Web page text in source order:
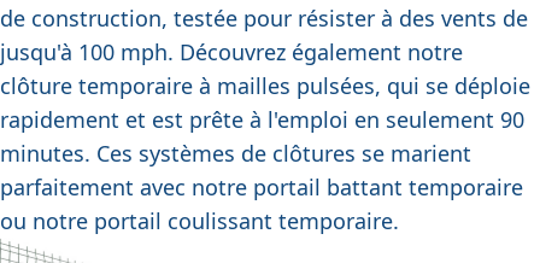
de construction, testée pour résister à des vents de
jusqu'à 100 mph. Découvrez également notre
clôture temporaire à mailles pulsées, qui se déploie
rapidement et est prête à l'emploi en seulement 90
minutes. Ces systèmes de clôtures se marient
parfaitement avec notre portail battant temporaire
ou notre portail coulissant temporaire.